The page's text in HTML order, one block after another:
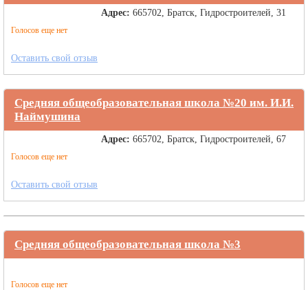
Голосов еще нет
Адрес: 665702, Братск, Гидростроителей, 31
Оставить свой отзыв
Средняя общеобразовательная школа №20 им. И.И.
Наймушина
Голосов еще нет
Адрес: 665702, Братск, Гидростроителей, 67
Оставить свой отзыв
Средняя общеобразовательная школа №3
Голосов еще нет